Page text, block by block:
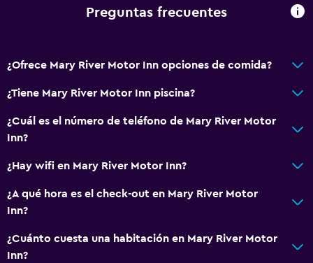
Preguntas frecuentes
¿Ofrece Mary River Motor Inn opciones de comida?
¿Tiene Mary River Motor Inn piscina?
¿Cuál es el número de teléfono de Mary River Motor
Inn?
¿Hay wifi en Mary River Motor Inn?
¿A qué hora es el check-out en Mary River Motor
Inn?
¿Cuánto cuesta una habitación en Mary River Motor
Inn?